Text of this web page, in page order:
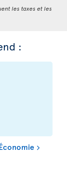
les taxes et les
: